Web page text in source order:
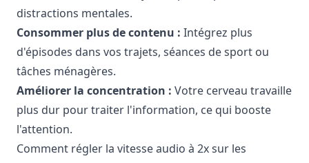
distractions mentales.
Consommer plus de contenu : Intégrez plus
d'épisodes dans vos trajets, séances de sport ou
tâches ménagères.
Améliorer la concentration : Votre cerveau travaille
plus dur pour traiter l'information, ce qui booste
l'attention.
Comment régler la vitesse audio à 2x sur les